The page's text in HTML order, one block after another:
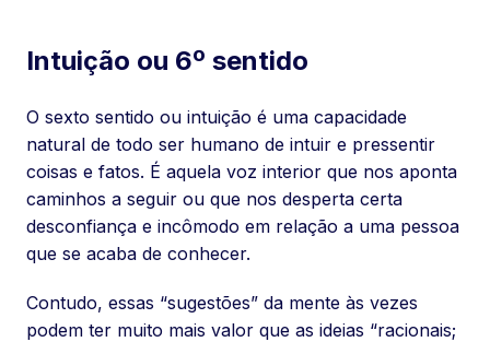
Intuição ou 6º sentido
O sexto sentido ou intuição é uma capacidade
natural de todo ser humano de intuir e pressentir
coisas e fatos. É aquela voz interior que nos aponta
caminhos a seguir ou que nos desperta certa
desconfiança e incômodo em relação a uma pessoa
que se acaba de conhecer.
Contudo, essas “sugestões” da mente às vezes
podem ter muito mais valor que as ideias “racionais;